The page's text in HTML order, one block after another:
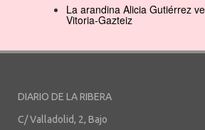
La arandina Alicia Gutiérrez
Vitoria-Gazteiz
DIARIO DE LA RIBERA
C/ Valladolid, 2, Bajo